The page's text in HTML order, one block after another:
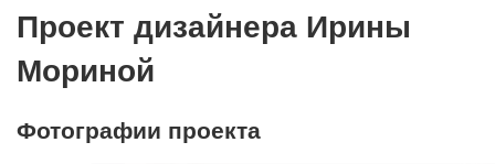
Проект дизайнера Ирины
Мориной
Фотографии проекта